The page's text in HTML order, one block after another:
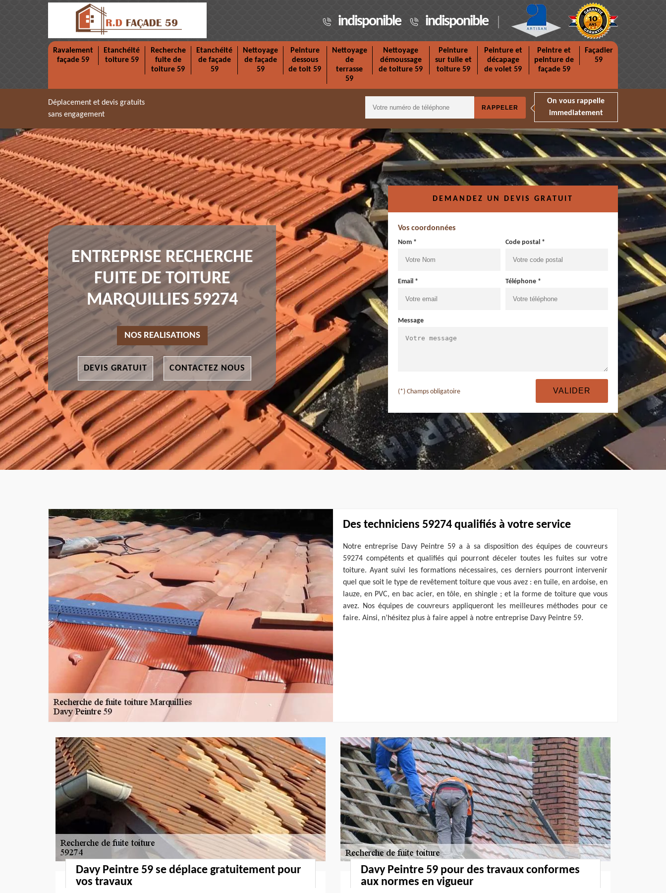
indisponible indisponible
Ravalement
façade 59
Etanchéité
toiture 59
Recherche
fuite de
toiture 59
Etanchéité
de façade
59
Nettoyage
de façade
59
Peinture
dessous
de toit 59
Nettoyage
de
terrasse
59
Nettoyage
démoussage
de toiture 59
Peinture
sur tuile et
toiture 59
Peinture et
décapage
de volet 59
Peintre et
peinture de
façade 59
Façadier
59
Déplacement et devis gratuits
sans engagement
On vous rappelle
immediatement
ENTREPRISE RECHERCHE
FUITE DE TOITURE
MARQUILLIES 59274
NOS REALISATIONS
DEVIS GRATUIT CONTACTEZ NOUS
DEMANDEZ UN DEVIS GRATUIT
Vos coordonnées
Nom * Code postal *
Email * Téléphone *
Message
(*) Champs obligatoire
Des techniciens 59274 qualifiés à votre service
Notre entreprise Davy Peintre 59 a à sa disposition des équipes de couvreurs
59274 compétents et qualifiés qui pourront déceler toutes les fuites sur votre
toiture. Ayant suivi les formations nécessaires, ces derniers pourront intervenir
quel que soit le type de revêtement toiture que vous avez : en tuile, en ardoise, en
lauze, en PVC, en bac acier, en tôle, en shingle ; et la forme de toiture que vous
avez. Nos équipes de couvreurs appliqueront les meilleures méthodes pour ce
faire. Ainsi, n’hésitez plus à faire appel à notre entreprise Davy Peintre 59.
Davy Peintre 59 se déplace gratuitement pour
vos travaux
Davy Peintre 59 pour des travaux conformes
aux normes en vigueur